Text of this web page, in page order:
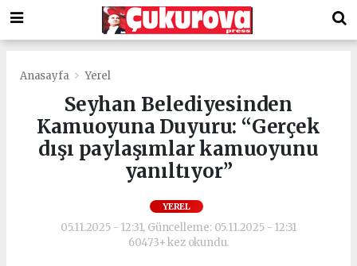
Anasayfa Yerel
Seyhan Belediyesinden
Kamuoyuna Duyuru: “Gerçek
dışı paylaşımlar kamuoyunu
yanıltıyor”
YEREL
05.11.2025 - 12:31, Güncelleme: 05.11.2025 - 12:31
60473+ kez okundu.